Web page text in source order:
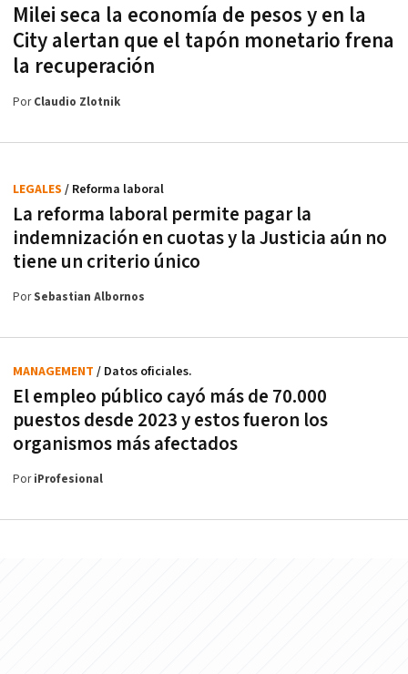
Milei seca la economía de pesos y en la
City alertan que el tapón monetario frena
la recuperación
PorClaudio Zlotnik
La reforma laboral permite pagar la
indemnización en cuotas y la Justicia aún no
tiene un criterio único
LEGALES / Reforma laboral
PorSebastian Albornos
El empleo público cayó más de 70.000
puestos desde 2023 y estos fueron los
organismos más afectados
MANAGEMENT / Datos oficiales.
PoriProfesional